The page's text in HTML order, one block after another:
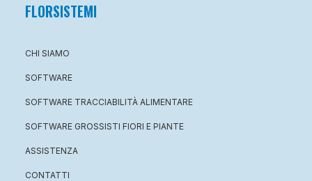
FLORSISTEMI
CHI SIAMO
SOFTWARE
SOFTWARE TRACCIABILITÀ ALIMENTARE
SOFTWARE GROSSISTI FIORI E PIANTE
ASSISTENZA
CONTATTI